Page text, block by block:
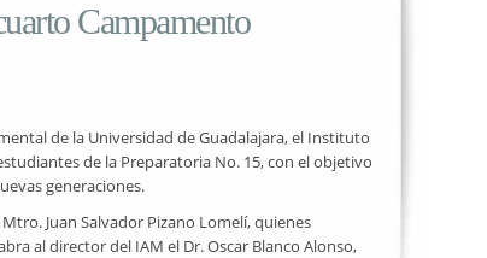
Campamento
de la Universidad de Guadalajara, el Instituto
de la Preparatoria No. 15, con el objetivo
generaciones.
Juan Salvador Pizano Lomelí, quienes
al director del IAM el Dr. Oscar Blanco Alonso,